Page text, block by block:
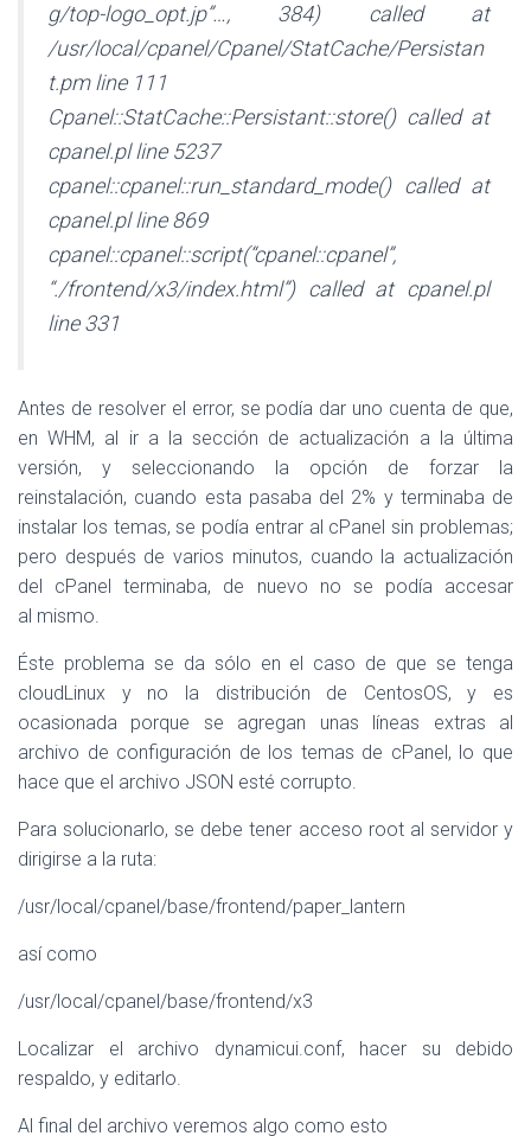
g/top-logo_opt.jp”…, 384) called at
/usr/local/cpanel/Cpanel/StatCache/Persistan
t.pm line 111
Cpanel::StatCache::Persistant::store() called at
cpanel.pl line 5237
cpanel::cpanel::run_standard_mode() called at
cpanel.pl line 869
cpanel::cpanel::script(“cpanel::cpanel”,
“./frontend/x3/index.html”) called at cpanel.pl
line 331
Antes de resolver el error, se podía dar uno cuenta de que,
en WHM, al ir a la sección de actualización a la última
versión, y seleccionando la opción de forzar la
reinstalación, cuando esta pasaba del 2% y terminaba de
instalar los temas, se podía entrar al cPanel sin problemas;
pero después de varios minutos, cuando la actualización
del cPanel terminaba, de nuevo no se podía accesar
al mismo.
Éste problema se da sólo en el caso de que se tenga
cloudLinux y no la distribución de CentosOS, y es
ocasionada porque se agregan unas líneas extras al
archivo de configuración de los temas de cPanel, lo que
hace que el archivo JSON esté corrupto.
Para solucionarlo, se debe tener acceso root al servidor y
dirigirse a la ruta:
/usr/local/cpanel/base/frontend/paper_lantern
así como
/usr/local/cpanel/base/frontend/x3
Localizar el archivo dynamicui.conf, hacer su debido
respaldo, y editarlo.
Al final del archivo veremos algo como esto